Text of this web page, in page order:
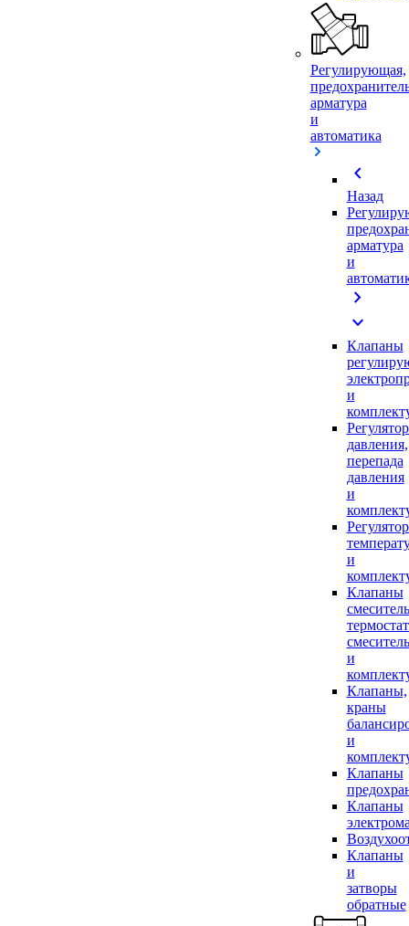
Регулирующая,
арматура
и
автоматика
chevron_left
Назад
арматура
и
chevron_right
expand_more
Клапаны
и
давления,
перепада
давления
и
и
Клапаны
и
Клапаны,
краны
и
Клапаны
Клапаны
Клапаны
и
затворы
обратные